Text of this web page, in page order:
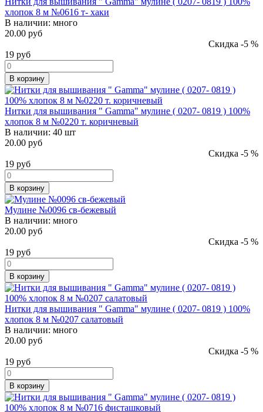
хлопок 8 м №0616 т- хаки
В наличии: много
20.00 руб
Скидка -5 %
19 руб
В корзину
Нитки для вышивания " Gamma" мулине ( 0207- 0819 ) 100%
хлопок 8 м №0220 т. коричневый
В наличии: 40 шт
20.00 руб
Скидка -5 %
19 руб
В корзину
Мулине №0096 св-бежевый
В наличии: много
20.00 руб
Скидка -5 %
19 руб
В корзину
Нитки для вышивания " Gamma" мулине ( 0207- 0819 ) 100%
хлопок 8 м №0207 салатовый
В наличии: много
20.00 руб
Скидка -5 %
19 руб
В корзину